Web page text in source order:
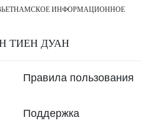
ИНФОРМАЦИОННОЕ
ТИЕН ДУАН
Правила пользования
Поддержка